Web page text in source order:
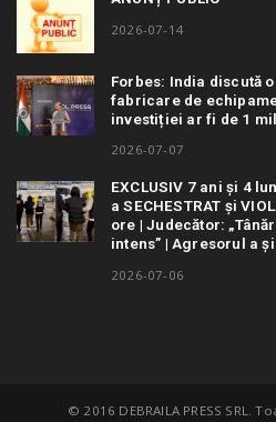
2026-07-14
Forbes: India discută
fabricare de
investiției ar fi de 1
2026-07-07
EXCLUSIV 7 ani și 4
a SECHESTRAT și
ore | Judecător:
intens” | Agresorul a
2026-07-06
© 2016 DEBRAILA PRESS SRL.